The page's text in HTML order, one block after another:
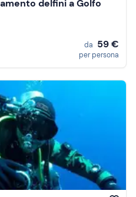
delfini a Golfo
da 59 €
per persona